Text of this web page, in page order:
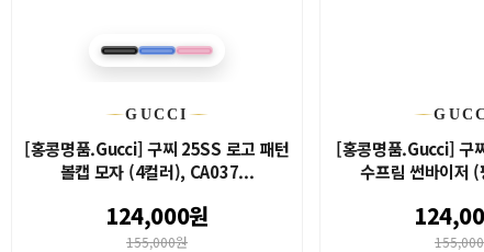
GUCCI
[홍콩명품.Gucci] 구찌 25SS 로고 패턴
볼캡 모자 (4컬러), CA037...
124,000원
155,000원
[홍콩명품.Gucci] 구
수프림 썬바이저